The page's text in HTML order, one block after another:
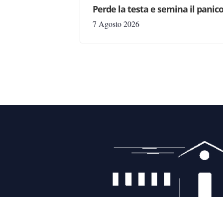
Perde la testa e semina il
7 Agosto 2026